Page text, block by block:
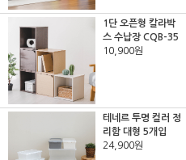
1단 오픈형 칼라박
스 수납장 CQB-35
10,900원
테네르 투명 컬러 정
리함 대형 5개입
24,900원